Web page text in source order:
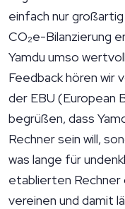
einfach nur großartig
CO₂e-Bilanzierung
Yamdu umso
Feedback hören wir
der EBU (European
begrüßen, dass
Rechner sein will,
was lange für
etablierten Rechner
vereinen und damit